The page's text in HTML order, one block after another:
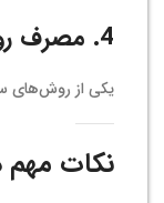
4. مصرف
یکی از روش‌های
نکات